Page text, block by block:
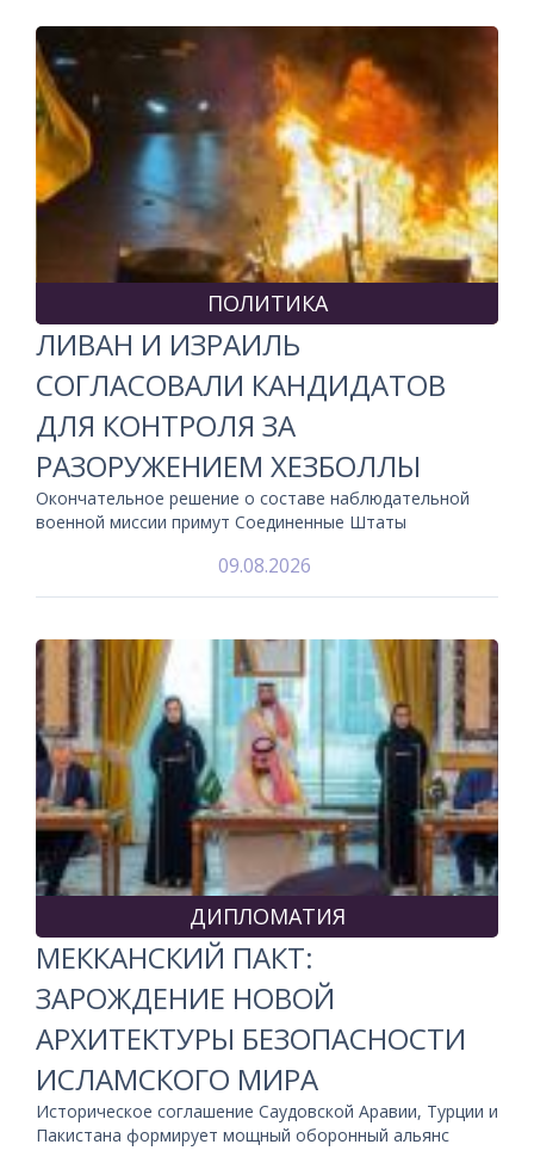
ПОЛИТИКА
ЛИВАН И ИЗРАИЛЬ
СОГЛАСОВАЛИ КАНДИДАТОВ
ДЛЯ КОНТРОЛЯ ЗА
РАЗОРУЖЕНИЕМ ХЕЗБОЛЛЫ
Окончательное решение о составе наблюдательной
военной миссии примут Соединенные Штаты
09.08.2026
ДИПЛОМАТИЯ
МЕККАНСКИЙ ПАКТ:
ЗАРОЖДЕНИЕ НОВОЙ
АРХИТЕКТУРЫ БЕЗОПАСНОСТИ
ИСЛАМСКОГО МИРА
Историческое соглашение Саудовской Аравии, Турции и
Пакистана формирует мощный оборонный альянс